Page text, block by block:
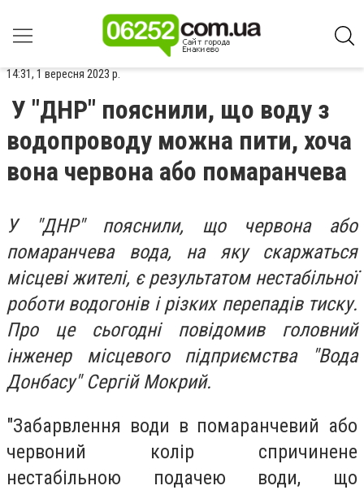
14:31, 1 вересня 2023 р.
У "ДНР" пояснили, що воду з
водопроводу можна пити, хоча
вона червона або помаранчева
У "ДНР" пояснили, що червона або
помаранчева вода, на яку скаржаться
місцеві жителі, є результатом нестабільної
роботи водогонів і різких перепадів тиску.
Про це сьогодні повідомив головний
інженер місцевого підприємства "Вода
Донбасу" Сергій Мокрий.
"Забарвлення води в помаранчевий або
червоний колір спричинене
нестабільною подачею води, що